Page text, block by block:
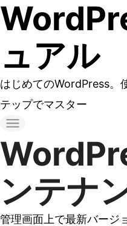
コ
ン
テ
ン
ツ
へ
キ
す
ュアル
はじめてのWordPress。
テップでマスター
ンテナ
管理画面上で最新バージ